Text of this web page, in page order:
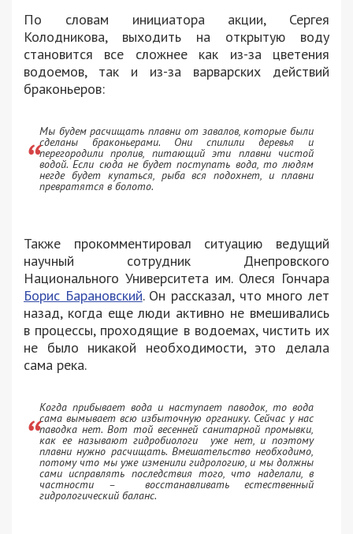
По словам инициатора акции, Сергея
Колодникова, выходить на открытую воду
становится все сложнее как из-за цветения
водоемов, так и из-за варварских действий
браконьеров:
Мы будем расчищать плавни от завалов, которые были
сделаны браконьерами. Они спилили деревья и
перегородили пролив, питающий эти плавни чистой
водой. Если сюда не будет поступать вода, то людям
негде будет купаться, рыба вся подохнет, и плавни
превратятся в болото.
Также прокомментировал ситуацию ведущий
научный сотрудник Днепровского
Национального Университета им. Олеся Гончара
Борис Барановский. Он рассказал, что много лет
назад, когда еще люди активно не вмешивались
в процессы, проходящие в водоемах, чистить их
не было никакой необходимости, это делала
сама река.
Когда прибывает вода и наступает паводок, то вода
сама вымывает всю избыточную органику. Сейчас у нас
паводка нет. Вот той весенней санитарной промывки,
как ее называют гидробиологи уже нет, и поэтому
плавни нужно расчищать. Вмешательство необходимо,
потому что мы уже изменили гидрологию, и мы должны
сами исправлять последствия того, что наделали, в
частности – восстанавливать естественный
гидрологический баланс.